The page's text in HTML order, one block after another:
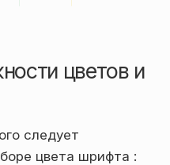
цветов и
следует
цвета шрифта :